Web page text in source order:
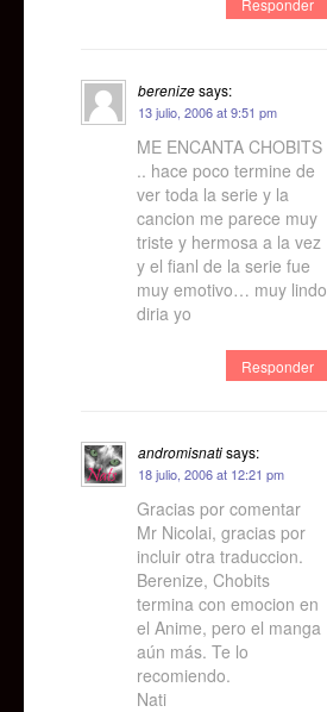
berenizesays:
13 julio, 2006 at 9:51 pm
ME ENCANTA CHOBITS
.. hace poco termine de
ver toda la serie y la
cancion me parece muy
triste y hermosa a la vez
y el fianl de la serie fue
muy emotivo… muy lindo
diria yo
Responder
andromisnatisays:
18 julio, 2006 at 12:21 pm
Gracias por comentar
Mr Nicolai, gracias por
incluir otra traduccion.
Berenize, Chobits
termina con emocion en
el Anime, pero el manga
aún más. Te lo
recomiendo.
Nati